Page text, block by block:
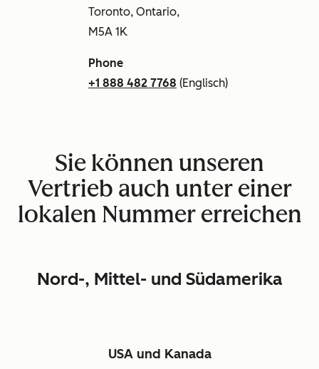
Toronto, Ontario,
M5A 1K
Phone
+1 888 482 7768 (Englisch)
Sie können unseren
Vertrieb auch unter einer
lokalen Nummer erreichen
Nord-, Mittel- und Südamerika
USA und Kanada